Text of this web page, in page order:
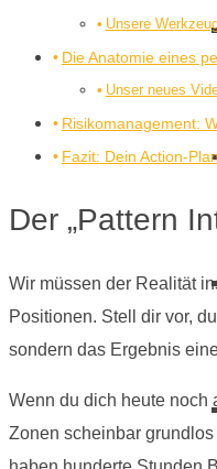
Unsere
Die Anatomie eines
Unser neues
Risikomanagement:
Fazit: Dein Action-
Der „Pattern
Wir müssen der Realität
Positionen. Stell dir vor,
sondern das Ergebnis
Wenn du dich heute noch
Zonen scheinbar